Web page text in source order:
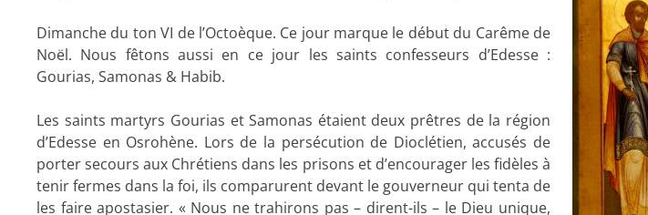
Dimanche du ton VI de l’Octoèque. Ce jour marque le début du Carême de
Noël. Nous fêtons aussi en ce jour les saints confesseurs d’Edesse :
Gourias, Samonas & Habib.
Les saints martyrs Gourias et Samonas étaient deux prêtres de la région
d’Edesse en Osrohène. Lors de la persécution de Dioclétien, accusés de
porter secours aux Chrétiens dans les prisons et d’encourager les fidèles à
tenir fermes dans la foi, ils comparurent devant le gouverneur qui tenta de
les faire apostasier. « Nous ne trahirons pas – dirent-ils – le Dieu unique,